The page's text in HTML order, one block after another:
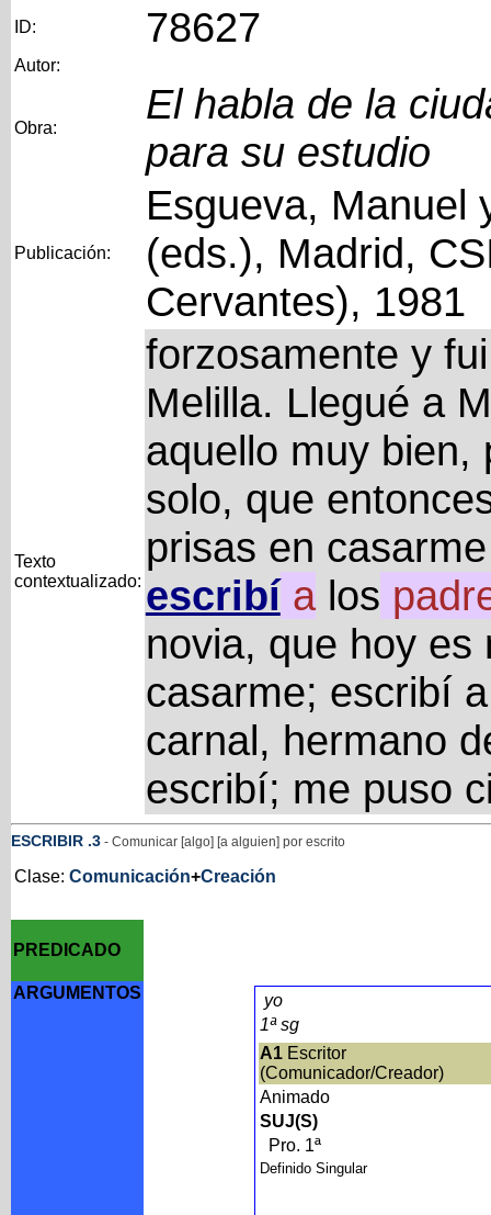
ID: 78627
Autor:
Obra:
El habla de la
para su estudio
Publicación:
Esgueva, Manuel
(eds.), Madrid,
Cervantes), 1981
Texto
contextualizado:
forzosamente y
Melilla. Llegué a
aquello muy bien,
solo, que
prisas en
escribíalos
novia, que hoy
casarme; escribí
carnal, hermano
escribí; me puso
ESCRIBIR .3- Comunicar [algo] [a alguien] por escrito
Clase: Comunicación+Creación
PREDICADO
ARGUMENTOS
yo
1ª sg
A1Escritor
(Comunicador/Creador)
Animado
SUJ(S)
Pro. 1ª
Definido Singular